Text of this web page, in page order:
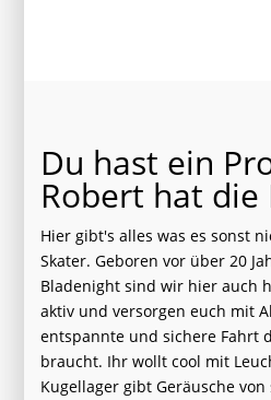
Du hast ein
Robert hat die
Hier gibt's alles was es sonst
Skater. Geboren vor über 20
Bladenight sind wir hier auch
aktiv und versorgen euch mit
entspannte und sichere Fahrt
braucht. Ihr wollt cool mit
Kugellager gibt Geräusche